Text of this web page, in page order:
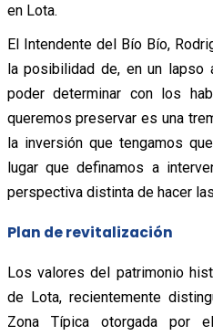
en Lota.
El Intendente del Bío Bío,
la posibilidad de, en un lapso
poder determinar con los
queremos preservar es una
la inversión que tengamos
lugar que definamos a
perspectiva distinta de hacer
Plan de revitalización
Los valores del patrimonio
de Lota, recientemente
Zona Típica otorgada por